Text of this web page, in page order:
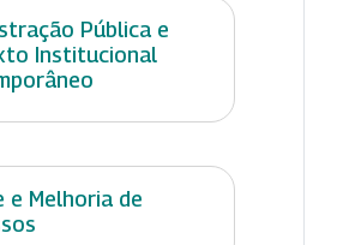
Pública e
Institucional
e Melhoria de